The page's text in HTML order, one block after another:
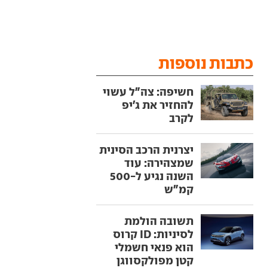
כתבות נוספות
חשיפה: צה"ל עשוי
להחזיר את ג'יפ
לקרב
יצרנית הרכב הסינית
שמצהירה: עוד
השנה נגיע ל-500
קמ"ש
תשובה הולמת
לסיניות: ID קרוס
הוא פנאי חשמלי
קטן מפולקסווגן